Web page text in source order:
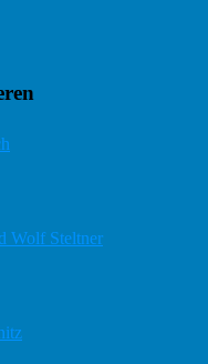
Wolf Steltner